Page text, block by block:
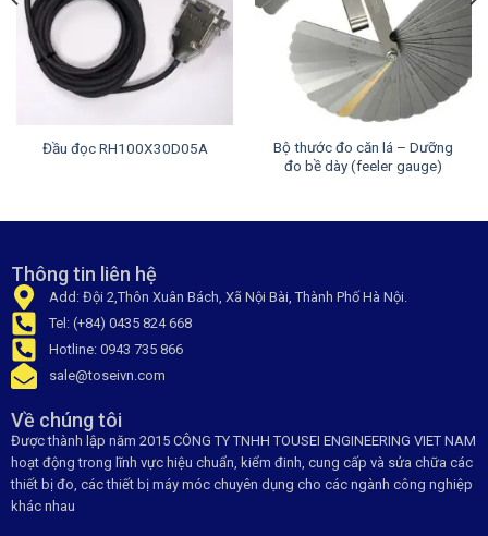
Đầu đọc RH100X30D05A
Bộ thước đo căn lá – Dưỡng
đo bề dày (feeler gauge)
Thông tin liên hệ
Add: Đội 2,Thôn Xuân Bách, Xã Nội Bài, Thành Phố Hà Nội.
Tel: (+84) 0435 824 668
Hotline: 0943 735 866
sale@toseivn.com
Về chúng tôi
Được thành lập năm 2015 CÔNG TY TNHH TOUSEI ENGINEERING VIET NAM
hoạt động trong lĩnh vực hiệu chuẩn, kiểm đinh, cung cấp và sửa chữa các
thiết bị đo, các thiết bị máy móc chuyên dụng cho các ngành công nghiệp
khác nhau